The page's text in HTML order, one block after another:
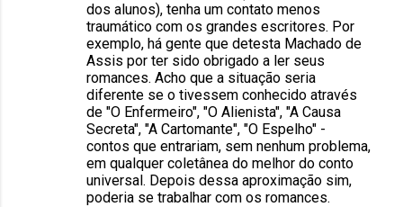
dos alunos), tenha um contato menos
traumático com os grandes escritores. Por
exemplo, há gente que detesta Machado de
Assis por ter sido obrigado a ler seus
romances. Acho que a situação seria
diferente se o tivessem conhecido através
de "O Enfermeiro", "O Alienista", "A Causa
Secreta", "A Cartomante", "O Espelho" -
contos que entrariam, sem nenhum problema,
em qualquer coletânea do melhor do conto
universal. Depois dessa aproximação sim,
poderia se trabalhar com os romances.